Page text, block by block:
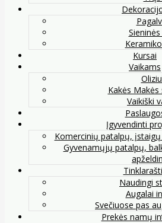
Kursai
Vaikams
Kakės
Vaikiški
Įgyvendinti
Komercinių patalpų,
Gyvenamųjų patalpų,
Naudingi
Augalai
Svečiuose pas
Prekės namų